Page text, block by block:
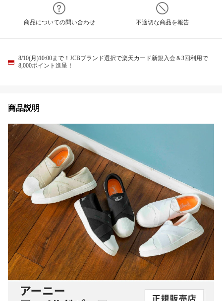
商品についての問い合わせ 不適切な商品を報告
8/10(月)10:00まで！JCBブランド選択で楽天カード新規入会＆3回利用で
8,000ポイント進呈！
商品説明